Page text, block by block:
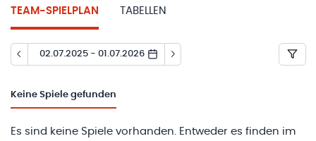
TEAM-SPIELPLAN TABELLEN
02.07.2025 - 01.07.2026
Keine Spiele gefunden
Es sind keine Spiele vorhanden. Entweder es finden im